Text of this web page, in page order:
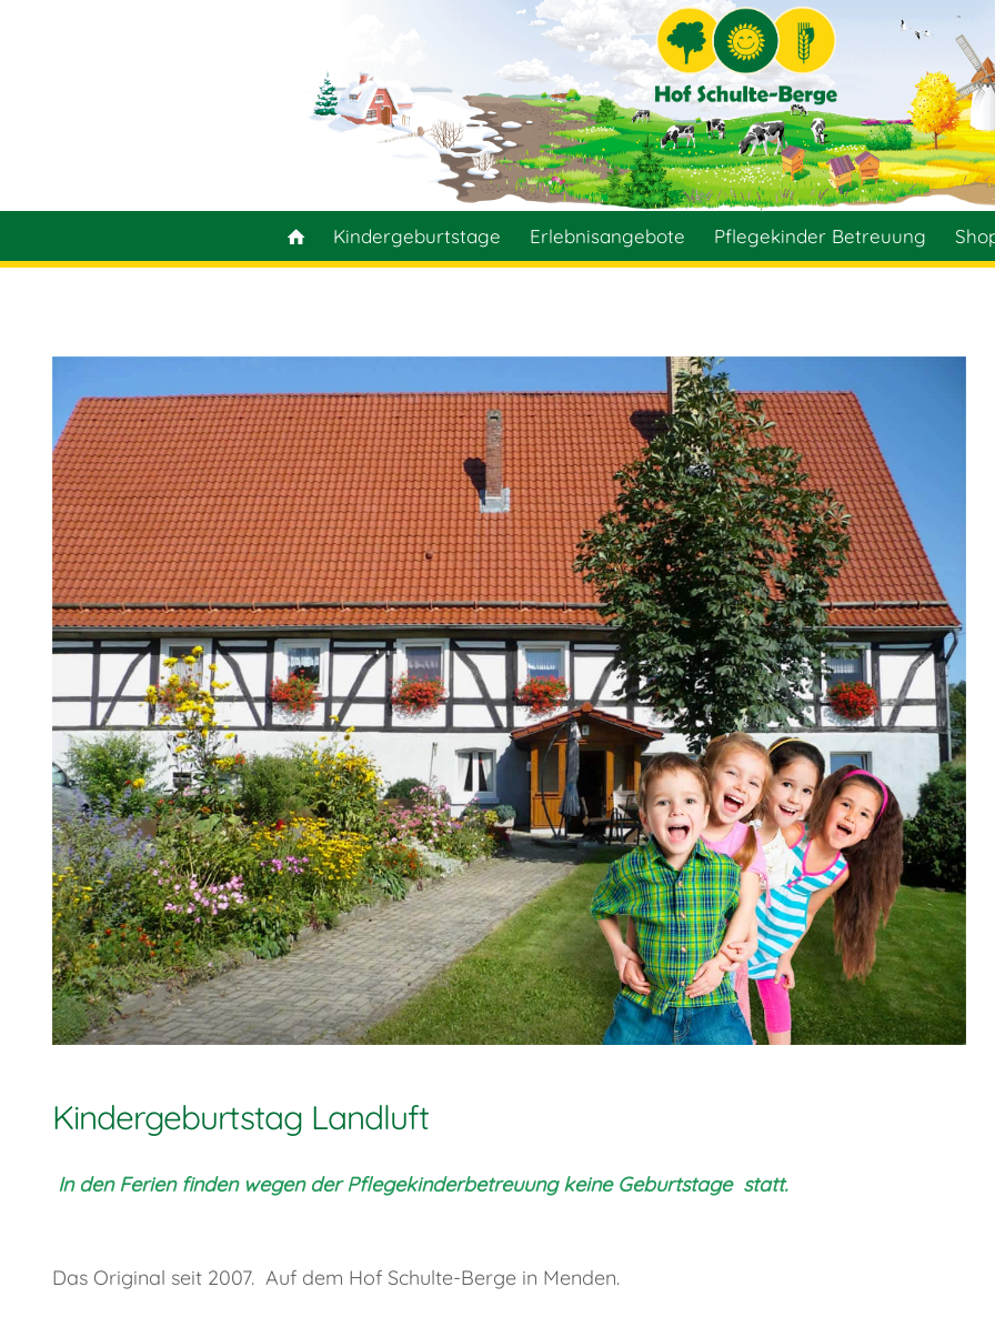
Kindergeburtstage Erlebnisangebote Pflegekinder Betreuung
Kindergeburtstag Landluft
In den Ferien finden wegen der Pflegekinderbetreuung keine Geburtstage statt.
Das Original seit 2007. Auf dem Hof Schulte-Berge in Menden.